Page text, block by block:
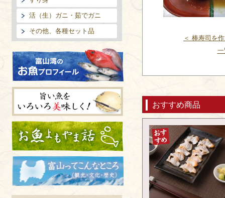
活（生）ガニ・茹でガニ
その他、各種セット品
富山湾のお魚プロフィール
旨い魚をいろいろ美味しく!
お魚よもやま話
＜ 棒寿司を
おすすめ商品